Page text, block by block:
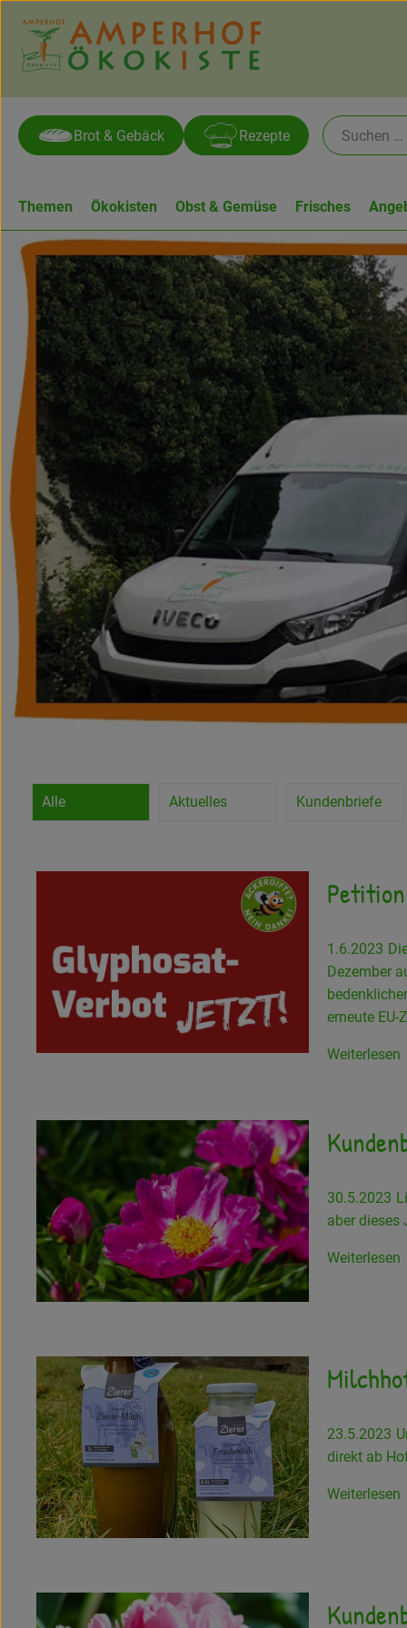
Brot & Gebäck Rezepte
Themen Ökokisten Obst & Gemüse Frisches
Alle Aktuelles Kundenbriefe
1.6.2023
Dezember
erneute
Weiterlesen
30.5.2023
aber dieses
Weiterlesen
23.5.2023
direkt ab
Weiterlesen